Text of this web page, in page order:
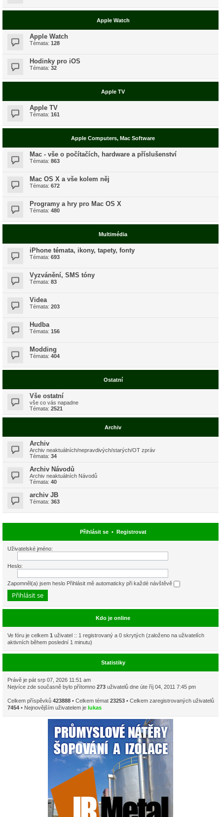
Apple Watch
Apple Watch
Témata: 128
Hodinky pro iOS
Témata: 32
Apple TV
Apple TV
Témata: 161
Apple Computers, Mac Software
Mac - vše o počítačích, hardware a příslušenství
Témata: 863
Mac OS X a vše kolem něj
Témata: 672
Programy a hry pro Mac OS X
Témata: 480
Multimédia
iPhone témata, ikony, tapety, fonty
Témata: 693
Vyzvánění, SMS tóny
Témata: 83
Videa
Témata: 203
Hudba
Témata: 156
Modding
Témata: 404
Ostatní
Vše ostatní
vše co vás napadne
Témata: 2521
Archiv
Archiv
Archiv neaktuálních/nepravdivých/starých/OT zpráv
Témata: 34
Archiv Návodů
Archiv neaktuálních Návodů
Témata: 40
archiv JB
Témata: 363
Přihlásit se• Registrovat
Uživatelské jméno:
Heslo:
Zapomněl(a) jsem heslo Přihlásit mě automaticky při každé návštěvě
Kdo je online
Ve fóru je celkem 1 uživatel :: 1 registrovaný a 0 skrytých (založeno na uživatelích
aktivních během poslední 1 minutu)
Statistiky
Právě je pát srp 07, 2026 11:51 am
Nejvíce zde současně bylo přítomno 273 uživatelů dne úte říj 04, 2011 7:45 pm
Celkem příspěvků 423888 • Celkem témat 23253 • Celkem zaregistrovaných uživatelů
7454 • Nejnovějším uživatelem je lukas